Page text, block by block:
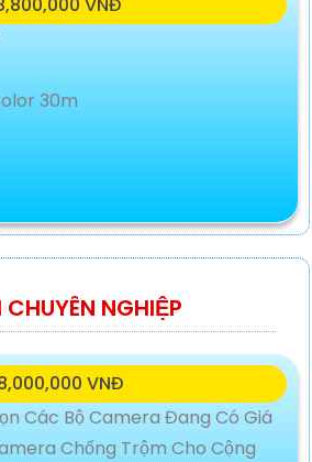
30m
NGHIỆP
VNĐ
Các Bộ Camera Đang Có Giá
Chống Trộm Cho Cộng